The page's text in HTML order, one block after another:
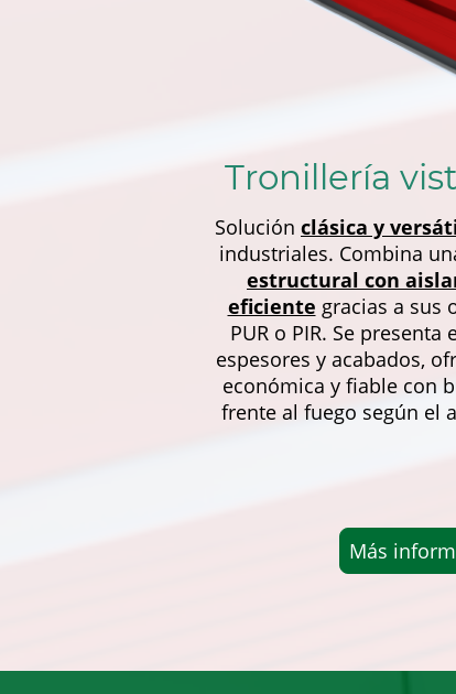
Tronillería
Solución clásica y
industriales. Combina
estructural con
eficiente gracias a sus
PUR o PIR. Se
espesores y acabados,
económica y fiable con
frente al fuego según el
Más